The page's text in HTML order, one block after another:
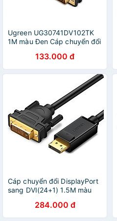
Ugreen UG30741DV102TK
1M màu Đen Cáp chuyển đổi
HÀNG CHÍNH HÃNG
133.000 đ
Cáp chuyển đổi DisplayPort
sang DVI(24+1) 1.5M màu
Hàng chính hãng
284.000 đ